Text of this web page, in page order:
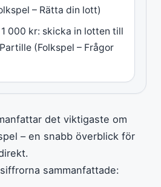
– Rätta din lott)
000 kr: skicka in lotten till
(Folkspel – Frågor
det viktigaste om
– en snabb överblick för
sammanfattade: